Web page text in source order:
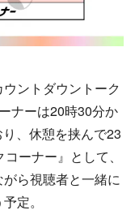
ントダウントーク
ナーは20時30分か
、休憩を挟んで23
ーナー』として、
ら視聴者と一緒に
定。